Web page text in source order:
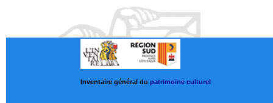
Inventaire général du patrimoine culturel